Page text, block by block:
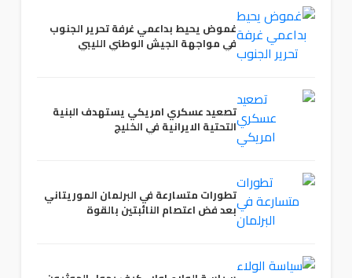
غموض يحيط بداعمي غرفة تحرير الجنوب
في مواجهة الجيش الوطني الليبي
تصعيد عسكري امريكي يستهدف البنية
التحتية الايرانية في الخليج
تطورات متسارعة في البرلمان الموريتاني
بعد فض اعتصام النائبتين بالقوة